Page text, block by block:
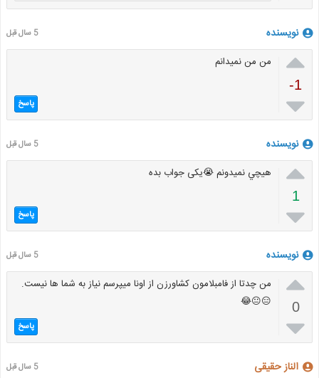
نویسنده 5 سال قبل

-1

من من نمیدانم
پاسخ
نویسنده 5 سال قبل

1

هيچي نمیدونم 😭یکی جواب بده
پاسخ
نویسنده 5 سال قبل

0

من چدتا از فامبلامون کشاورزن از اونا میپرسم نیاز به شما ها نیست.
😑😐😂
پاسخ
الناز حقیقی 5 سال قبل